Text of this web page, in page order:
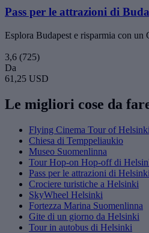
Pass per le attrazioni di
Esplora Budapest e risparmia con un
3,6 (725)
Da
61,25 USD
Le migliori cose da
Flying Cinema Tour of Helsinki
Chiesa di Temppeliaukio
Museo Suomenlinna
Tour Hop-on Hop-off di
Pass per le attrazioni di Helsinki
Crociere turistiche a Helsinki
SkyWheel Helsinki
Fortezza Marina Suomenlinna
Gite di un giorno da Helsinki
Tour in autobus di Helsinki